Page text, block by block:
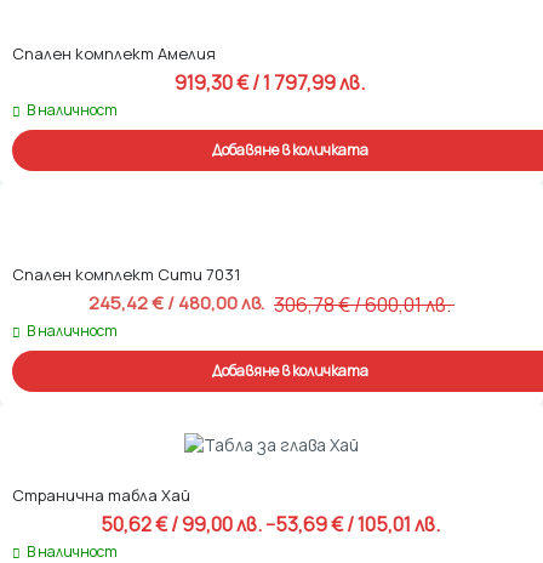
Спален комплект Амелия
919,30 € / 1 797,99 лв.
В наличност
Добавяне в количката
Спален комплект Сити 7031
306,78 € / 600,01 лв.
Original price was: 306,78 € /
245,42 € / 480,00 лв. Текущата цена е: 245,42 € /
В наличност
Добавяне в количката
Странична табла Хай
50,62 € / 99,00 лв. –53,69 € / 105,01 лв.
Price range: 50,62 € / 99,00 лв.
В наличност